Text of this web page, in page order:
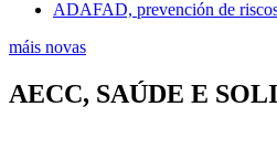
ADAFAD, prevención de
máis novas
AECC, SAÚDE E